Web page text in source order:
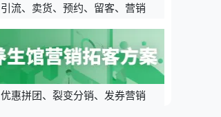
引流、卖货、预约、留客、营销
优惠拼团、裂变分销、发券营销